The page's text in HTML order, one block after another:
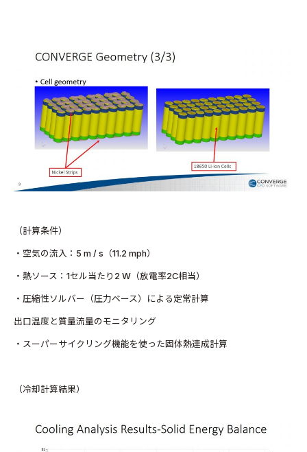
（計算条件）
・空気の流入：5 m / s（11.2 mph）
・熱ソース：1セル当たり2 W（放電率2C相当）
・圧縮性ソルバー（圧力ベース）による定常計算
出口温度と質量流量のモニタリング
・スーパーサイクリング機能を使った固体熱連成計算
（冷却計算結果）